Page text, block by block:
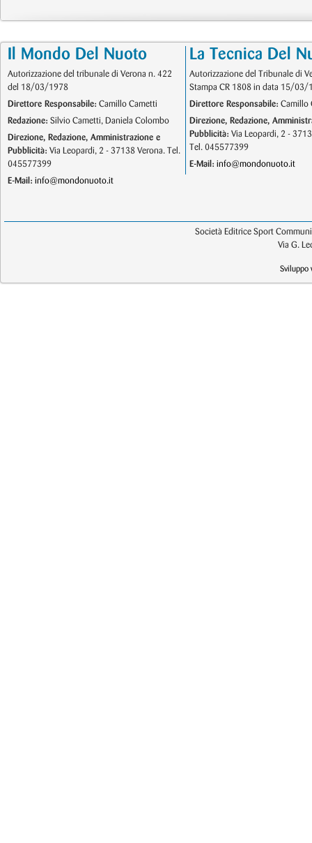
Il Mondo Del Nuoto
Autorizzazione del tribunale di Verona n. 422
del 18/03/1978
Direttore Responsabile: Camillo Cametti
Redazione: Silvio Cametti, Daniela Colombo
Direzione, Redazione, Amministrazione e
Pubblicità: Via Leopardi, 2 - 37138 Verona. Tel.
045577399
E-Mail: info@mondonuoto.it
La Tecnica Del
Autorizzazione del Tribunale di
Stampa CR 1808 in data 15/03/
Direttore Responsabile: Camillo
Direzione, Redazione,
Pubblicità: Via Leopardi, 2 -
Tel. 045577399
E-Mail: info@mondonuoto.it
Società Editrice Sport
Via G.
Sviluppo